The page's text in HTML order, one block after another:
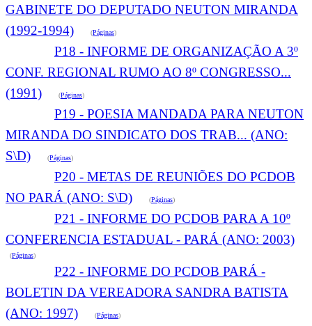
GABINETE DO DEPUTADO NEUTON MIRANDA
(1992-1994) (Páginas)
P18 - INFORME DE ORGANIZAÇÃO A 3º
CONF. REGIONAL RUMO AO 8º CONGRESSO...
(1991) (Páginas)
P19 - POESIA MANDADA PARA NEUTON
MIRANDA DO SINDICATO DOS TRAB... (ANO:
S\D) (Páginas)
P20 - METAS DE REUNIÕES DO PCDOB
NO PARÁ (ANO: S\D) (Páginas)
P21 - INFORME DO PCDOB PARA A 10º
CONFERENCIA ESTADUAL - PARÁ (ANO: 2003)
(Páginas)
P22 - INFORME DO PCDOB PARÁ -
BOLETIN DA VEREADORA SANDRA BATISTA
(ANO: 1997) (Páginas)